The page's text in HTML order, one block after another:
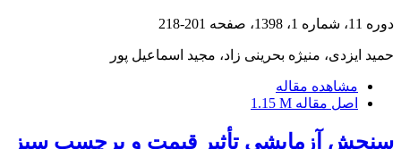
دوره 11، شماره 1، 1398، صفحه 201-218
حمید ایزدی، منیژه بحرینی زاد، مجید اسماعیل پور
مشاهده مقاله
اصل مقاله 1.15 M
سنجش آزمایشی تأثیر قیمت و برچسب سبز